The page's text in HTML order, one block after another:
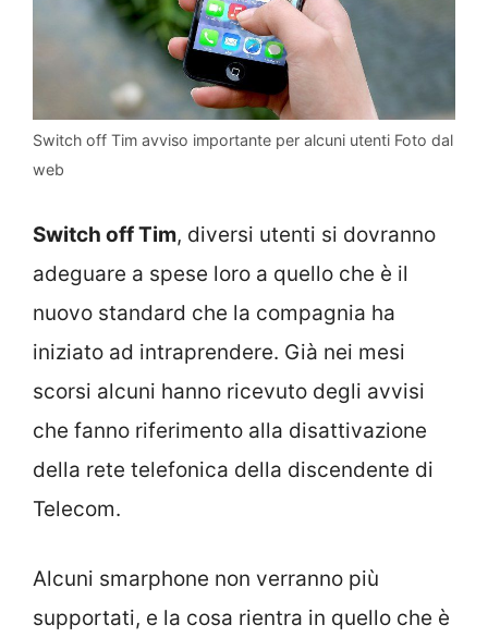
Switch off Tim avviso importante per alcuni utenti Foto dal
web
Switch off Tim, diversi utenti si dovranno
adeguare a spese loro a quello che è il
nuovo standard che la compagnia ha
iniziato ad intraprendere. Già nei mesi
scorsi alcuni hanno ricevuto degli avvisi
che fanno riferimento alla disattivazione
della rete telefonica della discendente di
Telecom.
Alcuni smarphone non verranno più
supportati, e la cosa rientra in quello che è